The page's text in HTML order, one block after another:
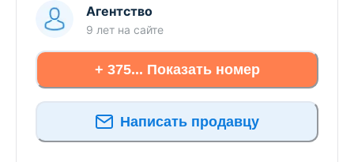
из подвесной плитки. Поставили новые столбы
для подключения электроотопления.
Коммуникации: электричество, газовое+печное
отопление, вода в доме, с/у на улице.
2 жилые комнаты(16.90 и 7.49 кв.м), прихожая,
кухня, веранда.
Агентство
9 лет на сайте
+ 375... Показать номер
Написать продавцу